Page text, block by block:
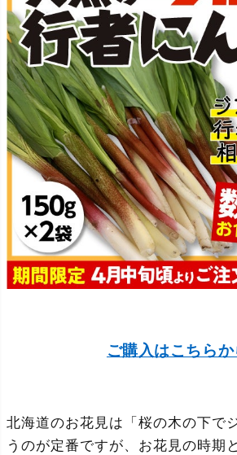
ご購入はこちらか
北海道のお花見は「桜の木の下で
うのが定番ですが、お花見の時期